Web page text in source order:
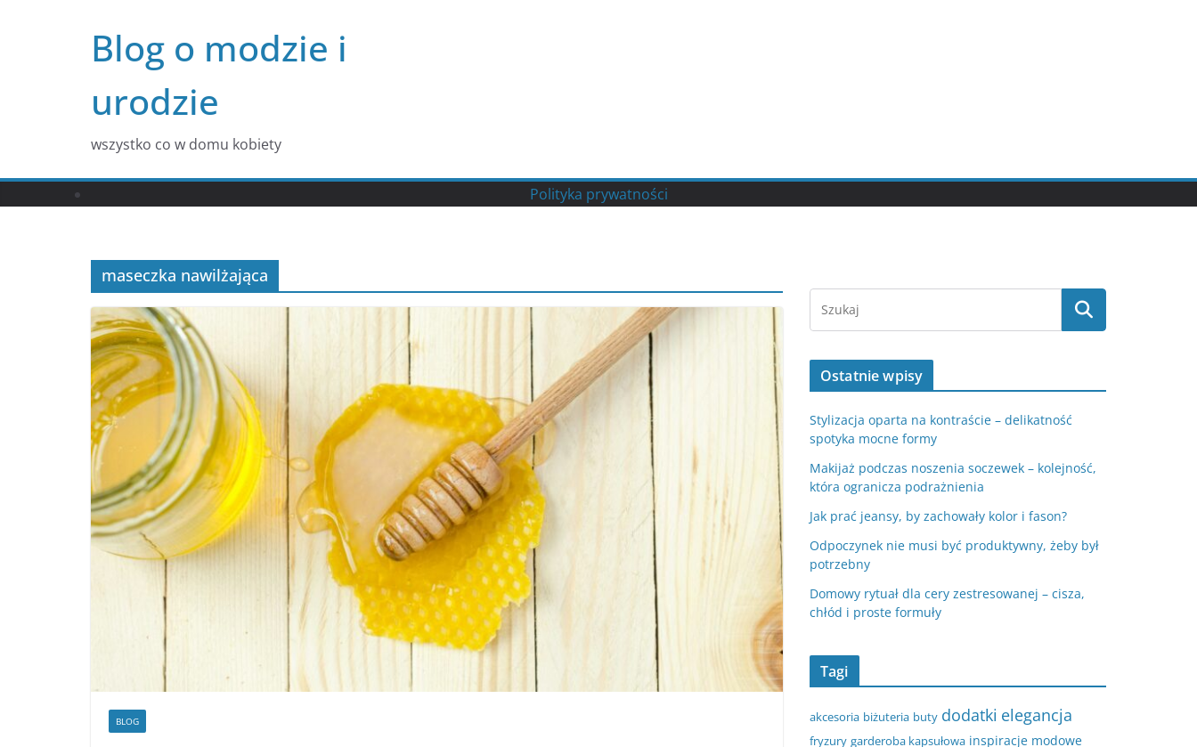
Blog o modzie i
urodzie
wszystko co w domu kobiety
Polityka prywatności
maseczka nawilżająca
BLOG
Ostatnie wpisy
Stylizacja oparta na kontraście – delikatność
spotyka mocne formy
Makijaż podczas noszenia soczewek – kolejność,
która ogranicza podrażnienia
Jak prać jeansy, by zachowały kolor i fason?
Odpoczynek nie musi być produktywny, żeby był
potrzebny
Domowy rytuał dla cery zestresowanej – cisza,
chłód i proste formuły
Tagi
akcesoria biżuteria buty dodatki elegancja
fryzury garderoba kapsułowa inspiracje modowe